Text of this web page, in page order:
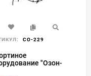
СО-229
"Озон-